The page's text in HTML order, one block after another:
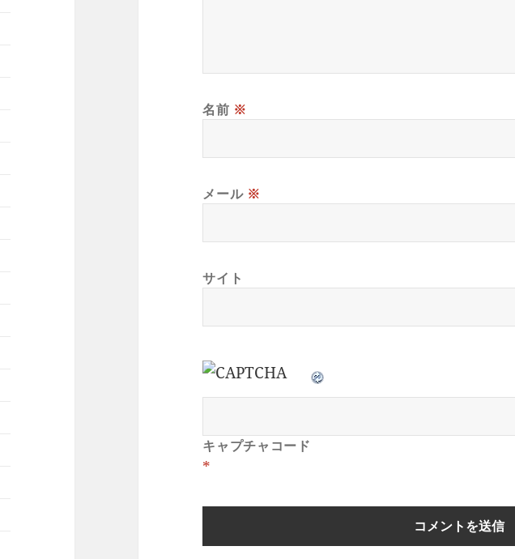
名前 ※
メール ※
サイト
キャプチャコード
*